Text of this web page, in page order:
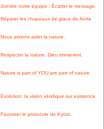
Joindre notre équipe : Écarter le message.
Réparer les chapeaux de glace de fonte.
Nous aimons aider la nature.
Respecter la nature, Dieu immanent.
Nature is part of YOU are part of nature.
Évolution: la vision véridique sur existence.
Favoriser le protocole de Kyoto.